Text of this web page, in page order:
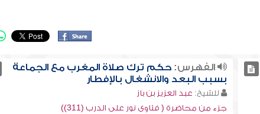
الفهرس: حكم ترك صلاة المغرب مع الجماعة
بسبب البعد والانشغال بالإفطار
للشيخ: عبد العزيز بن باز
جزء من محاضرة ( فتاوى نور على الدرب (311))